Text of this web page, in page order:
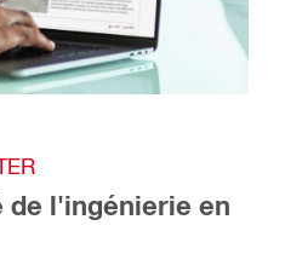
de l'ingénierie en